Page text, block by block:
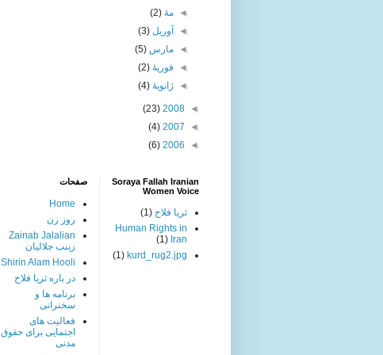
◄مهٔ(2)
◄آوریل(3)
◄مارس(5)
◄ فوریهٔ(2)
◄ژانویهٔ(4)
◄
2008
(23)
◄
2007
(4)
◄
2006
(6)
Soraya Fallah Iranian
Women Voice
ثریا فلاح (1)
Human Rights in
Iran
(1)
kurd_rug2.jpg
(1)
صفحات
Home
روز زن
Zainab Jalalian
زینب جلالیان
Shirin Alam Hooli
در باره ثریا فلاح
برنامه ها و
سخنرانی
فعالیت های
اجتمایی برای حقوق
مدنی